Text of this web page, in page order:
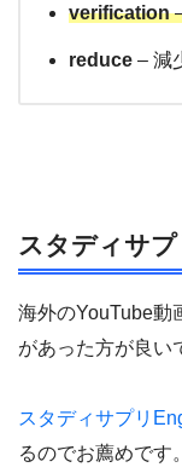
verification
reduce – 減
スタディサ
海外のYouTube動
があった方が良い
スタディサプリ
るのでお薦めです。